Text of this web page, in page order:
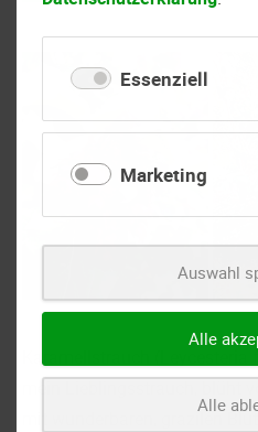
Essenziell
Marketing
Auswahl
Alle
Alle
mit wunderbaren, grazilen